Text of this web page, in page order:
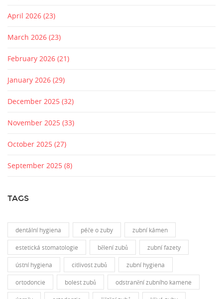
April 2026 (23)
March 2026 (23)
February 2026 (21)
January 2026 (29)
December 2025 (32)
November 2025 (33)
October 2025 (27)
September 2025 (8)
TAGS
dentální hygiena péče o zuby zubní kámen
estetická stomatologie bělení zubů zubní fazety
ústní hygiena citlivost zubů zubní hygiena
ortodoncie bolest zubů odstranění zubního kamene